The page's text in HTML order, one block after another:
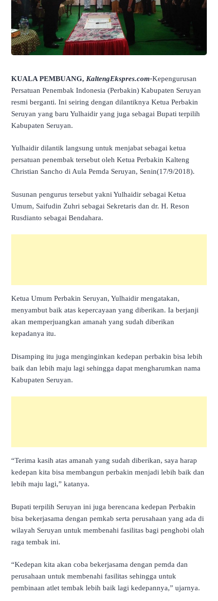
KUALA PEMBUANG, KaltengEkspres.com-Kepengurusan
Persatuan Penembak Indonesia (Perbakin) Kabupaten Seruyan
resmi berganti. Ini seiring dengan dilantiknya Ketua Perbakin
Seruyan yang baru Yulhaidir yang juga sebagai Bupati terpilih
Kabupaten Seruyan.
Yulhaidir dilantik langsung untuk menjabat sebagai ketua
persatuan penembak tersebut oleh Ketua Perbakin Kalteng
Christian Sancho di Aula Pemda Seruyan, Senin(17/9/2018).
Susunan pengurus tersebut yakni Yulhaidir sebagai Ketua
Umum, Saifudin Zuhri sebagai Sekretaris dan dr. H. Reson
Rusdianto sebagai Bendahara.
Ketua Umum Perbakin Seruyan, Yulhaidir mengatakan,
menyambut baik atas kepercayaan yang diberikan. Ia berjanji
akan memperjuangkan amanah yang sudah diberikan
kepadanya itu.
Disamping itu juga menginginkan kedepan perbakin bisa lebih
baik dan lebih maju lagi sehingga dapat mengharumkan nama
Kabupaten Seruyan.
“Terima kasih atas amanah yang sudah diberikan, saya harap
kedepan kita bisa membangun perbakin menjadi lebih baik dan
lebih maju lagi,” katanya.
Bupati terpilih Seruyan ini juga berencana kedepan Perbakin
bisa bekerjasama dengan pemkab serta perusahaan yang ada di
wilayah Seruyan untuk membenahi fasilitas bagi penghobi olah
raga tembak ini.
“Kedepan kita akan coba bekerjasama dengan pemda dan
perusahaan untuk membenahi fasilitas sehingga untuk
pembinaan atlet tembak lebih baik lagi kedepannya,” ujarnya.